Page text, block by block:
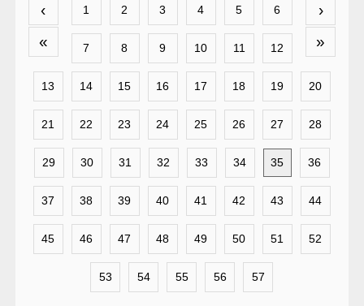
‹
«
›
»
1 2 3 4 5 6
7 8 9 10 11 12
13 14 15 16 17 18 19 20
21 22 23 24 25 26 27 28
29 30 31 32 33 34 35 36
37 38 39 40 41 42 43 44
45 46 47 48 49 50 51 52
53 54 55 56 57